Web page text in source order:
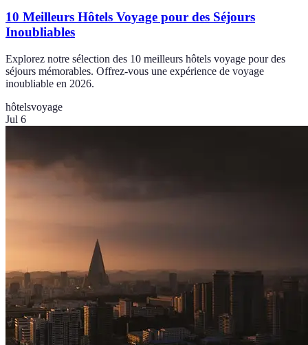
10 Meilleurs Hôtels Voyage pour des Séjours
Inoubliables
Explorez notre sélection des 10 meilleurs hôtels voyage pour des
séjours mémorables. Offrez-vous une expérience de voyage
inoubliable en 2026.
hôtelsvoyage
Jul 6